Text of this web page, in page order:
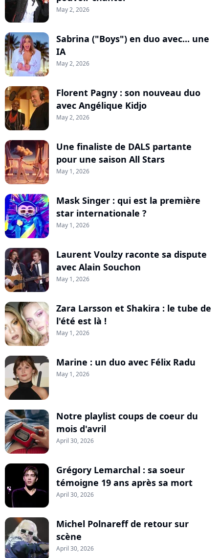
May 2, 2026
Sabrina ("Boys") en duo avec... une
IA
May 2, 2026
Florent Pagny : son nouveau duo
avec Angélique Kidjo
May 2, 2026
Une finaliste de DALS partante
pour une saison All Stars
May 1, 2026
Mask Singer : qui est la première
star internationale ?
May 1, 2026
Laurent Voulzy raconte sa dispute
avec Alain Souchon
May 1, 2026
Zara Larsson et Shakira : le tube de
l'été est là !
May 1, 2026
Marine : un duo avec Félix Radu
May 1, 2026
Notre playlist coups de coeur du
mois d'avril
April 30, 2026
Grégory Lemarchal : sa soeur
témoigne 19 ans après sa mort
April 30, 2026
Michel Polnareff de retour sur
scène
April 30, 2026